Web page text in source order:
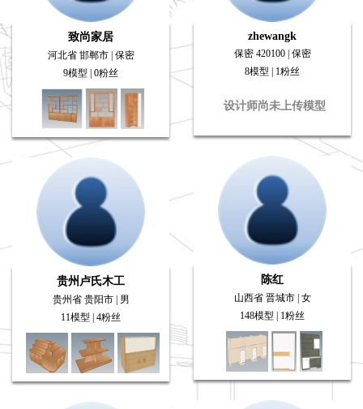
致尚家居
河北省 邯郸市 | 保密
9模型 | 0粉丝
zhewangk
保密 420100 | 保密
8模型 | 1粉丝
设计师尚未上传模型
陈红
山西省 晋城市 | 女
148模型 | 1粉丝
贵州卢氏木工
贵州省 贵阳市 | 男
11模型 | 4粉丝